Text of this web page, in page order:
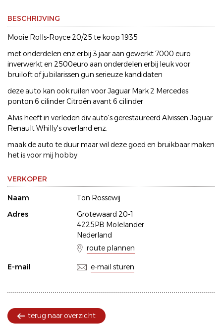
BESCHRIJVING
Mooie Rolls-Royce 20/25 te koop 1935
met onderdelen enz erbij 3 jaar aan gewerkt 7000 euro
inverwerkt en 2500euro aan onderdelen erbij leuk voor
bruiloft of jubilarissen gun serieuze kandidaten
deze auto kan ook ruilen voor Jaguar Mark 2 Mercedes
ponton 6 cilinder Citroën avant 6 cilinder
Alvis heeft in verleden div auto's gerestaureerd Alvissen Jaguar
Renault Whilly's overland enz.
maak de auto te duur maar wil deze goed en bruikbaar maken
het is voor mij hobby
VERKOPER
Naam
Ton Rossewij
Adres
Grotewaard 20-1
4225PB Molelander
Nederland
route plannen
E-mail e-mail sturen
terug naar overzicht